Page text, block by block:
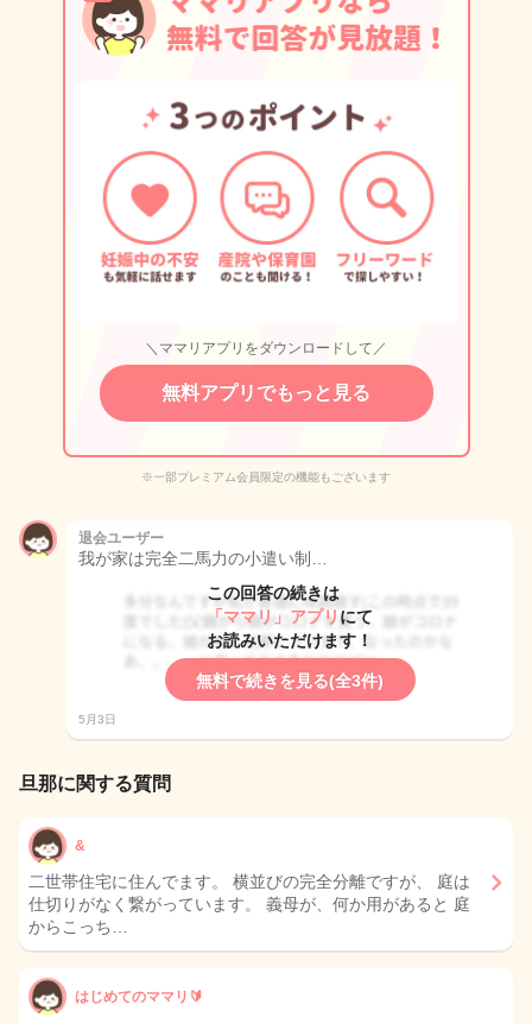
＼ママリアプリをダウンロードして／
無料アプリでもっと見る
※一部プレミアム会員限定の機能もございます
退会ユーザー
我が家は完全二馬力の小遣い制…
この回答の続きは
「ママリ」アプリ にて
お読みいただけます！
無料で続きを見る(全3件)
5月3日
旦那に関する質問
&
二世帯住宅に住んでます。 横並びの完全分離ですが、 庭は
仕切りがなく繋がっています。 義母が、何か用があると 庭
からこっち…
はじめてのママリ🔰